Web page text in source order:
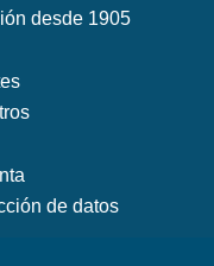
desde 1905
de datos